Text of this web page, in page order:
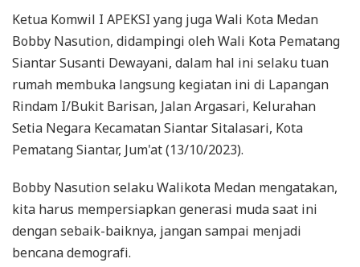
Ketua Komwil I APEKSI yang juga Wali Kota Medan
Bobby Nasution, didampingi oleh Wali Kota Pematang
Siantar Susanti Dewayani, dalam hal ini selaku tuan
rumah membuka langsung kegiatan ini di Lapangan
Rindam I/Bukit Barisan, Jalan Argasari, Kelurahan
Setia Negara Kecamatan Siantar Sitalasari, Kota
Pematang Siantar, Jum'at (13/10/2023).
Bobby Nasution selaku Walikota Medan mengatakan,
kita harus mempersiapkan generasi muda saat ini
dengan sebaik-baiknya, jangan sampai menjadi
bencana demografi.